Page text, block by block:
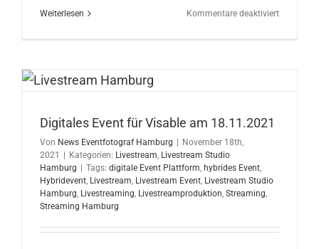
Weiterlesen Kommentare deaktiviertfür
Digitales Event für Visable am 18.11.2021
Von News Eventfotograf Hamburg
November 18th,
2021
Kategorien: Livestream, Livestream Studio
Hamburg
Tags: digitale Event Plattform, hybrides Event,
Hybridevent, Livestream, Livestream Event, Livestream Studio
Hamburg, Livestreaming, Livestreamproduktion, Streaming,
Streaming Hamburg